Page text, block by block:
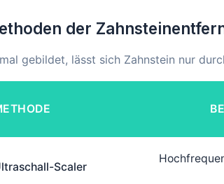
der
gebildet, lässt sich Zahnstein nur
Scaler